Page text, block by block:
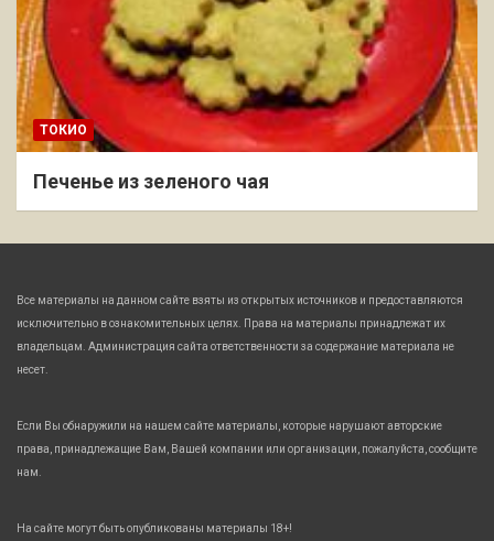
ТОКИО
Печенье из зеленого чая
Все материалы на данном сайте взяты из открытых источников и предоставляются
исключительно в ознакомительных целях. Права на материалы принадлежат их
владельцам. Администрация сайта ответственности за содержание материала не
несет.
Если Вы обнаружили на нашем сайте материалы, которые нарушают авторские
права, принадлежащие Вам, Вашей компании или организации, пожалуйста, сообщите
нам.
На сайте могут быть опубликованы материалы 18+!